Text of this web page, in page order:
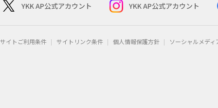
YKK AP公式アカウント YKK AP公式アカウント
サイトご利用条件 サイトリンク条件 個人情報保護方針 ソーシャルメデ